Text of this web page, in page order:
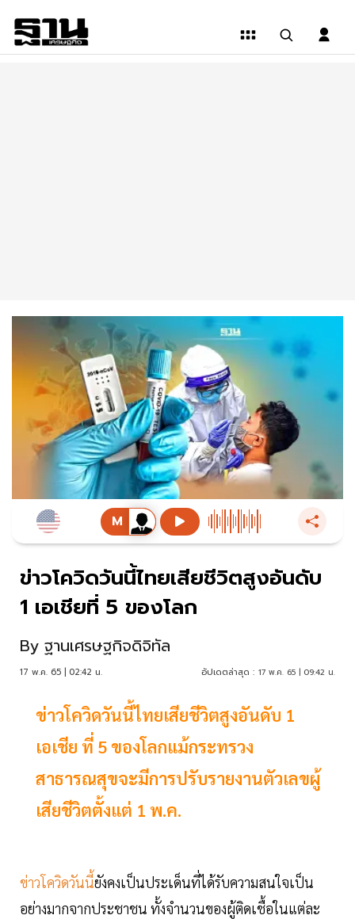
ข่าวโควิดวันนี้ไทยเสียชีวิตสูงอันดับ
1 เอเชียที่ 5 ของโลก
By ฐานเศรษฐกิจดิจิทัล
17 พ.ค. 65 | 02:42 น. อัปเดตล่าสุด : 17 พ.ค. 65 | 09:42 น.
ข่าวโควิดวันนี้ไทยเสียชีวิตสูงอันดับ 1
เอเชีย ที่ 5 ของโลกแม้กระทรวง
สาธารณสุขจะมีการปรับรายงานตัวเลขผู้
เสียชีวิตตั้งแต่ 1 พ.ค.
ข่าวโควิดวันนี้ยังคงเป็นประเด็นที่ได้รับความสนใจเป็น
อย่างมากจากประชาชน ทั้งจำนวนของผู้ติดเชื้อในแต่ละ